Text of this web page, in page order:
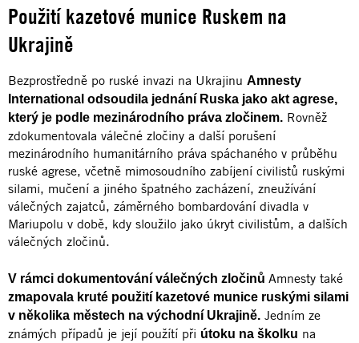
Použití kazetové munice Ruskem na
Ukrajině
Bezprostředně po ruské invazi na Ukrajinu Amnesty
International odsoudila jednání Ruska jako akt agrese,
který je podle mezinárodního práva zločinem. Rovněž
zdokumentovala válečné zločiny a další porušení
mezinárodního humanitárního práva spáchaného v průběhu
ruské agrese, včetně mimosoudního zabíjení civilistů ruskými
silami, mučení a jiného špatného zacházení, zneužívání
válečných zajatců, záměrného bombardování divadla v
Mariupolu v době, kdy sloužilo jako úkryt civilistům, a dalších
válečných zločinů.
V rámci dokumentování válečných zločinů Amnesty také
zmapovala kruté použití kazetové munice ruskými silami
v několika městech na východní Ukrajině. Jedním ze
známých případů je její použítí při útoku na školku na